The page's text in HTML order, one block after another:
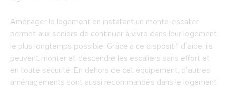
Aménager le logement en installant un monte-escalier
permet aux seniors de continuer à vivre dans leur logement
le plus longtemps possible. Grâce à ce dispositif d’aide, ils
peuvent monter et descendre les escaliers sans effort et
en toute sécurité. En dehors de cet équipement, d’autres
aménagements sont aussi recommandés dans le logement